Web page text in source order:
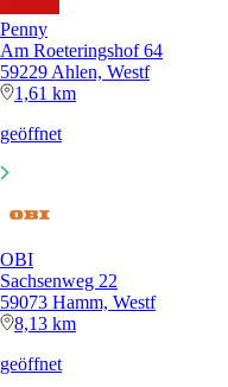
Penny
Am Roeteringshof 64
59229 Ahlen, Westf
1,61 km
geöffnet
OBI
Sachsenweg 22
59073 Hamm, Westf
8,13 km
geöffnet